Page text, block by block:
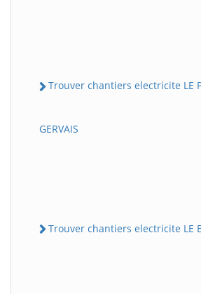
Trouver chantiers electricite LE
GERVAIS
Trouver chantiers electricite LE